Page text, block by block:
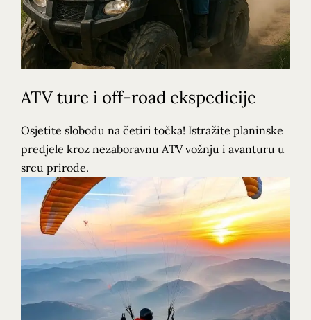
ATV ture i off-road ekspedicije
Osjetite slobodu na četiri točka! Istražite planinske
predjele kroz nezaboravnu ATV vožnju i avanturu u
srcu prirode.